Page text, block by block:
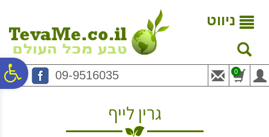
המרכזי
ניווט
09-9516035 0
גרין לייף